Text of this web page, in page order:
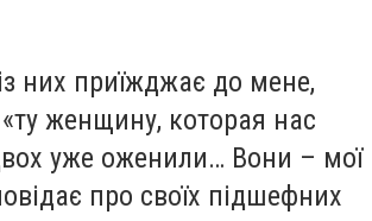
них приїжджає до мене,
женщину, которая нас
уже оженили… Вони – мої
про своїх підшефних